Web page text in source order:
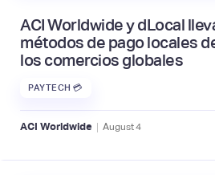
ACI Worldwide y dLocal
métodos de pago locales
los comercios globales
PAYTECH 💳
ACI Worldwide | August4